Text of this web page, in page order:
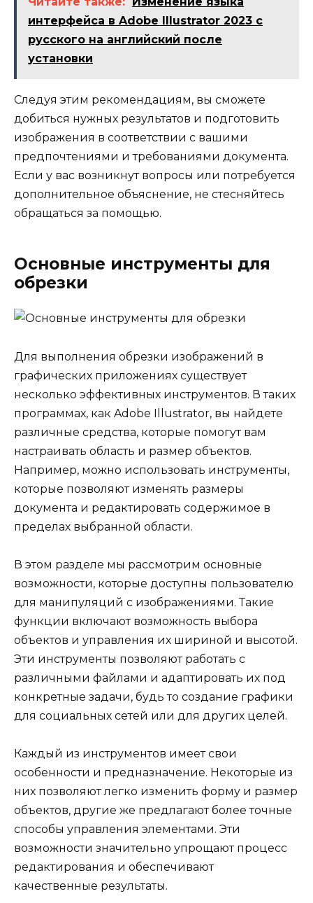
интерфейса в Adobe Illustrator 2023 с
русского на английский после
установки
Следуя этим рекомендациям, вы сможете
добиться нужных результатов и подготовить
изображения в соответствии с вашими
предпочтениями и требованиями документа.
Если у вас возникнут вопросы или потребуется
дополнительное объяснение, не стесняйтесь
обращаться за помощью.
Основные инструменты для
обрезки
Для выполнения обрезки изображений в
графических приложениях существует
несколько эффективных инструментов. В таких
программах, как Adobe Illustrator, вы найдете
различные средства, которые помогут вам
настраивать область и размер объектов.
Например, можно использовать инструменты,
которые позволяют изменять размеры
документа и редактировать содержимое в
пределах выбранной области.
В этом разделе мы рассмотрим основные
возможности, которые доступны пользователю
для манипуляций с изображениями. Такие
функции включают возможность выбора
объектов и управления их шириной и высотой.
Эти инструменты позволяют работать с
различными файлами и адаптировать их под
конкретные задачи, будь то создание графики
для социальных сетей или для других целей.
Каждый из инструментов имеет свои
особенности и предназначение. Некоторые из
них позволяют легко изменить форму и размер
объектов, другие же предлагают более точные
способы управления элементами. Эти
возможности значительно упрощают процесс
редактирования и обеспечивают
качественные результаты.